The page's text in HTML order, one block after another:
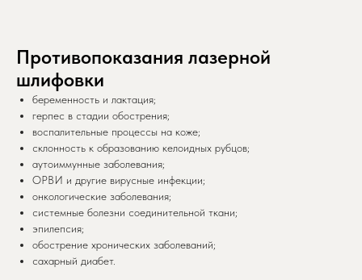
Противопоказания лазерной
шлифовки
беременность и лактация;
герпес в стадии обострения;
воспалительные процессы на коже;
склонность к образованию келоидных рубцов;
аутоиммунные заболевания;
ОРВИ и другие вирусные инфекции;
онкологические заболевания;
системные болезни соединительной ткани;
эпилепсия;
обострение хронических заболеваний;
сахарный диабет.